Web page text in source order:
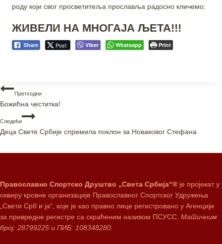
роду који свог просветитеља прославља радосно кличемо:
ЖИВЕЛИ НА МНОГАЈА ЉЕТА!!!
Share Post Viber Whatsapp Print
Претходни
Божићна честитка!
Следећи
Деца Свете Србије спремила поклон за Новаковог Стефана
Православно Спортско Друштво „Света Србија“® је пројекат у
оквиру кровне организације Православног Спортског Удружења
„Свети Срб и ја“, које је као правно лице регистровано у Агенцији
за привредне регистре са скраћеним називом ПСУСС. Матичним
број: 28799225 и ПИБ: 108348280.